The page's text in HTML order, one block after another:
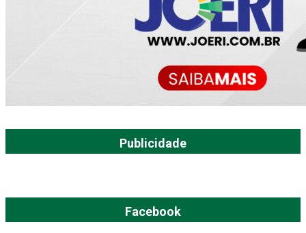
Publicidade
Facebook